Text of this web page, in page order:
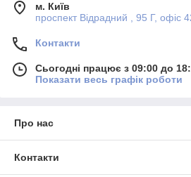
м. Київ
проспект Відрадний , 95 Г, офіс
Контакти
Сьогодні працює з 09:00 до
Показати весь графік роботи
Про нас
Контакти